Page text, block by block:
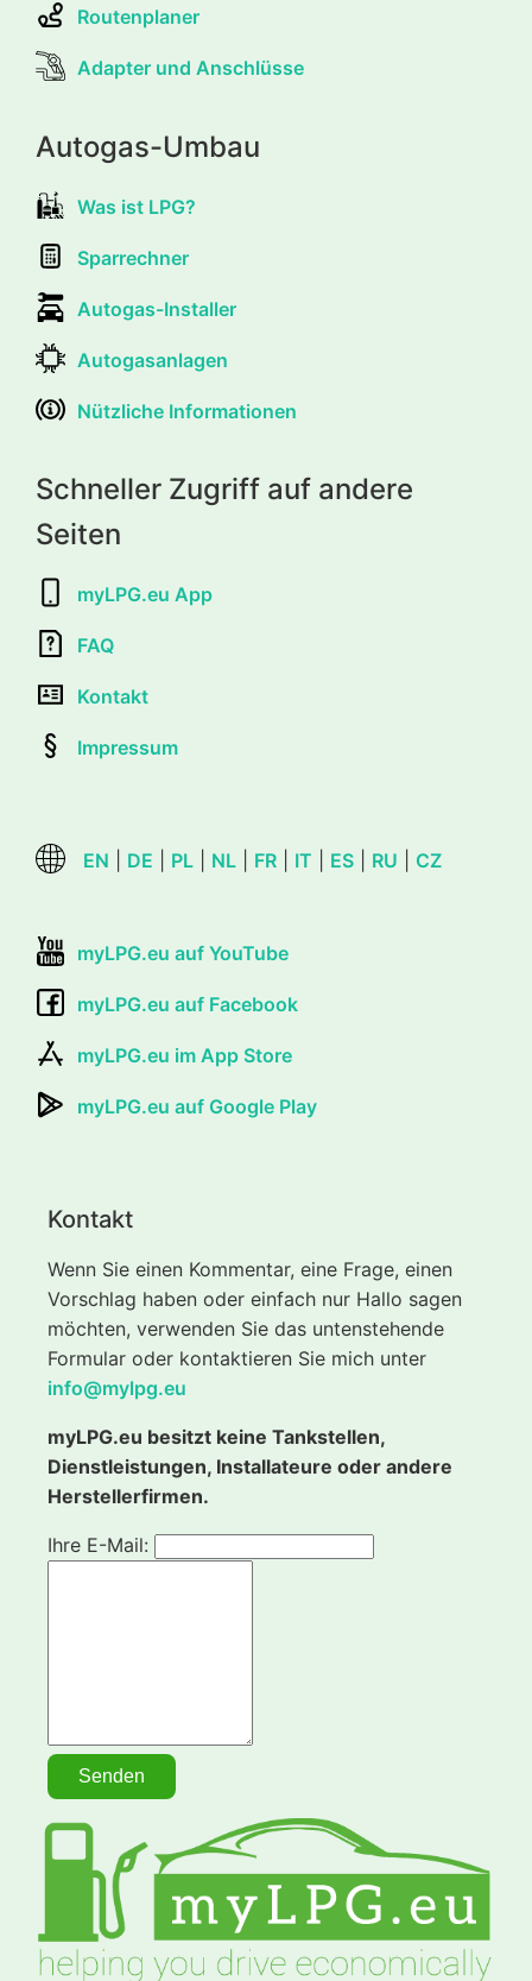
Routenplaner
Adapter und Anschlüsse
Autogas-Umbau
Was ist LPG?
Sparrechner
Autogas-Installer
Autogasanlagen
Nützliche Informationen
Schneller Zugriff auf andere
Seiten
myLPG.eu App
FAQ
Kontakt
Impressum
EN DE PL NL FR IT ES RU CZ
myLPG.eu auf YouTube
myLPG.eu auf Facebook
myLPG.eu im App Store
myLPG.eu auf Google Play
Kontakt
Wenn Sie einen Kommentar, eine Frage, einen
Vorschlag haben oder einfach nur Hallo sagen
möchten, verwenden Sie das untenstehende
Formular oder kontaktieren Sie mich unter
info@mylpg.eu
myLPG.eu besitzt keine Tankstellen,
Dienstleistungen, Installateure oder andere
Herstellerfirmen.
Ihre E-Mail: